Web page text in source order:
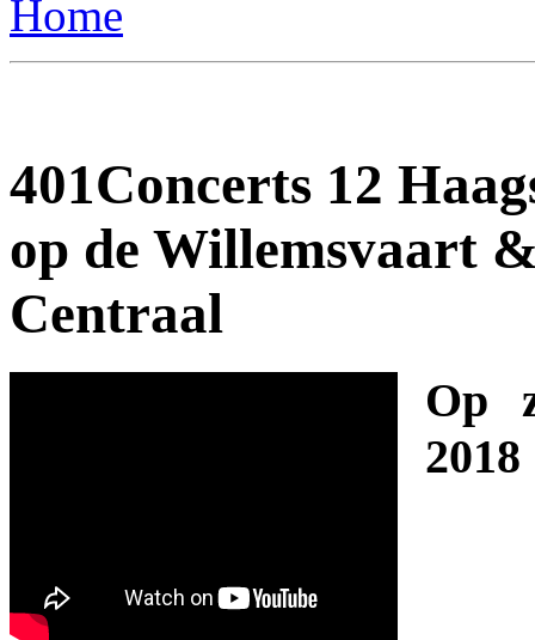
401Concerts 12
op de Willemsvaart
Centraal
Op